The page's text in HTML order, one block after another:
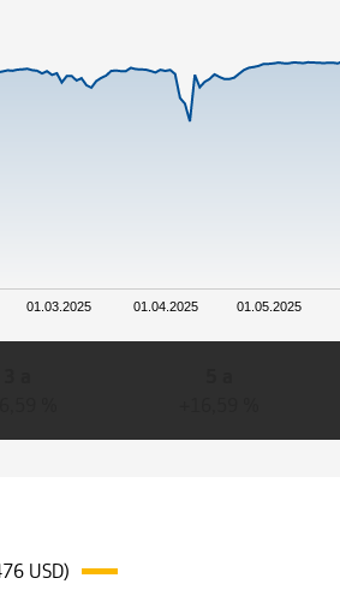
01.03.2025 01.04.2025 01.05.2025
USD)